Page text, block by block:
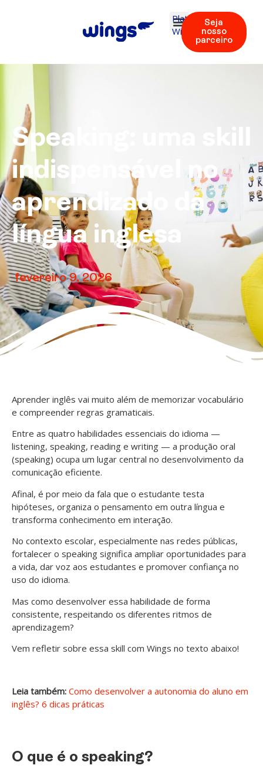
Plataforma
Wings
Seja
nosso
parceiro
Speaking: uma skill
indispensável no
aprendizado da
língua inglesa
fevereiro 9, 2026
Aprender inglês vai muito além de memorizar vocabulário
e compreender regras gramaticais.
Entre as quatro habilidades essenciais do idioma —
listening, speaking, reading e writing — a produção oral
(speaking) ocupa um lugar central no desenvolvimento da
comunicação eficiente.
Afinal, é por meio da fala que o estudante testa
hipóteses, organiza o pensamento em outra língua e
transforma conhecimento em interação.
No contexto escolar, especialmente nas redes públicas,
fortalecer o speaking significa ampliar oportunidades para
a vida, dar voz aos estudantes e promover confiança no
uso do idioma.
Mas como desenvolver essa habilidade de forma
consistente, respeitando os diferentes ritmos de
aprendizagem?
Vem refletir sobre essa skill com Wings no texto abaixo!
Leia também: Como desenvolver a autonomia do aluno em
inglês? 6 dicas práticas
O que é o speaking?